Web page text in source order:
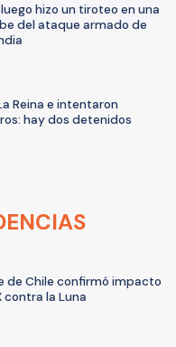
hizo un tiroteo en una
del ataque armado de
Reina e intentaron
hay dos detenidos
de Chile confirmó impacto
la Luna